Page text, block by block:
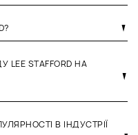
STAFFORD НА
В ІНДУСТРІЇ